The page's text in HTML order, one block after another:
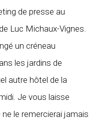
de presse au
Luc Michaux-Vignes.
un créneau
les jardins de
autre hôtel de la
Je vous laisse
ne le remercierai jamais